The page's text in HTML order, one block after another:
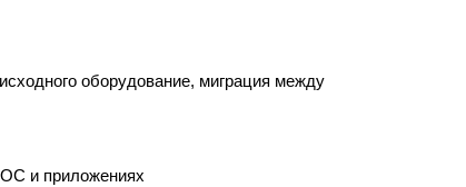
оборудование, миграция между
ОС и приложениях